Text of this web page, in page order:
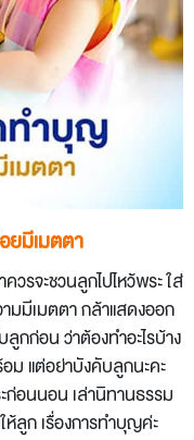
ยมีเมตตา
วรจะชวนลูกไปไหว้พระ ใส่
มมีเมตตา กล้าแสดงออก
กก่อน ว่าต้องทำอะไรบ้าง
ม แต่อย่าบังคับลูกนะคะ
ก่อนนอน เล่านิทานธรรม
ลูก เรื่องการทำบุญค่ะ